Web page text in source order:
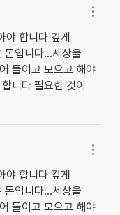
야 합니다 깊게
돈입니다...세상을
들이고 모으고 해야
니다 필요한 것이
합니다 깊게
돈입니다...세상을
들이고 모으고 해야